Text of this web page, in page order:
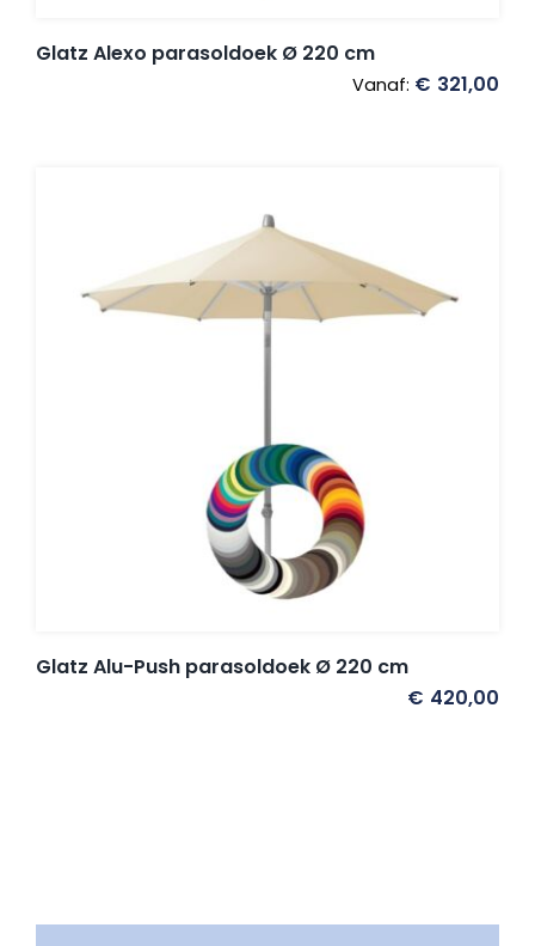
Glatz Alexo parasoldoek Ø 220 cm
Vanaf: € 321,00
Glatz Alu-Push parasoldoek Ø 220 cm
€ 420,00